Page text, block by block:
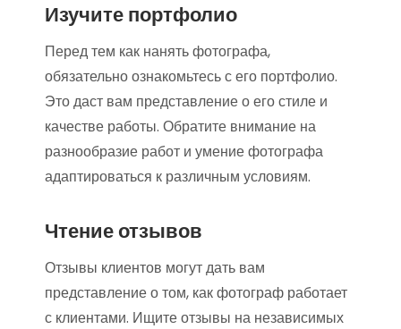
Изучите портфолио
Перед тем как нанять фотографа,
обязательно ознакомьтесь с его портфолио.
Это даст вам представление о его стиле и
качестве работы. Обратите внимание на
разнообразие работ и умение фотографа
адаптироваться к различным условиям.
Чтение отзывов
Отзывы клиентов могут дать вам
представление о том, как фотограф работает
с клиентами. Ищите отзывы на независимых